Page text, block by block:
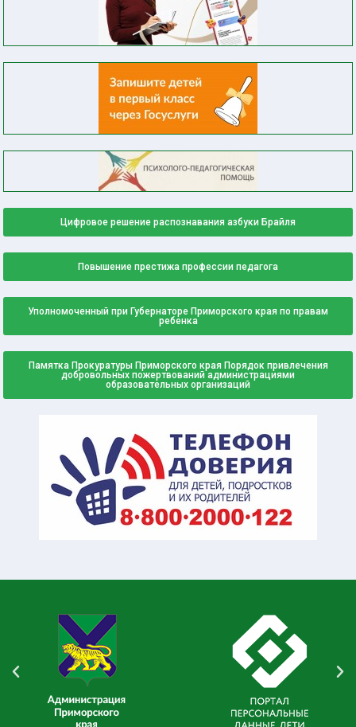
Цифровое решение распознавания азбуки Брайля
Повышение престижа профессии педагога
Уполномоченный при Губернаторе Приморского края по правам
ребенка
Памятка Прокуратуры Приморского края Порядок привлечения
добровольных пожертвований администрациями
образовательных организаций